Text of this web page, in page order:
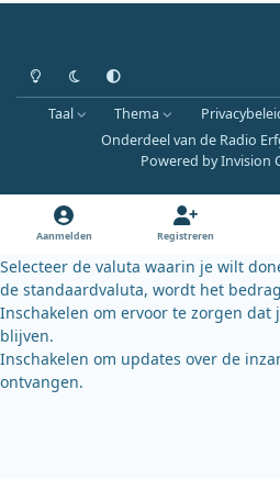
Heldere modus
Donkere modus
Systeemvoorkeur
Taal Thema
Onderdeel van de Radio
Powered byInvision
Aanmelden Registreren
Selecteer de valuta waarin je wilt
de standaardvaluta, wordt het
Inschakelen om ervoor te zorgen
blijven.
Inschakelen om updates over de
ontvangen.